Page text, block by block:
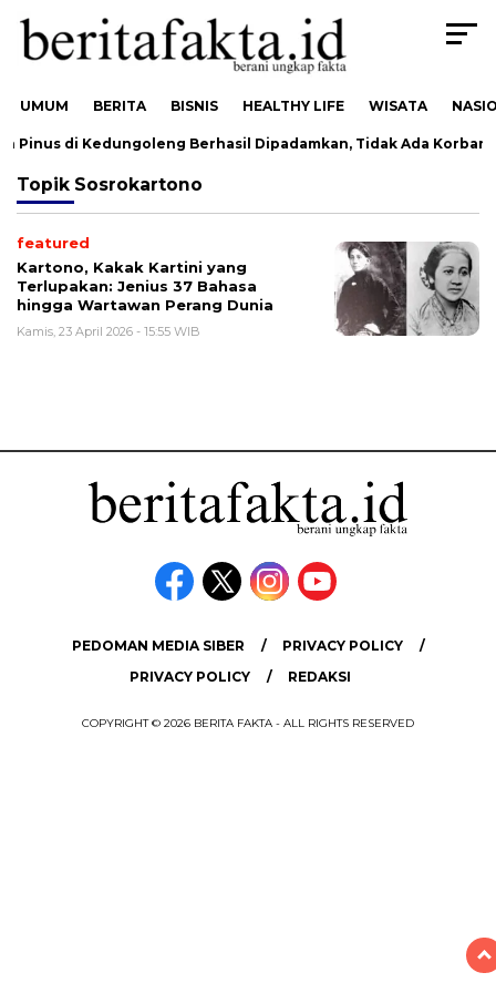
UMUM BERITA BISNIS HEALTHY LIFE WISATA
Pinus di Kedungoleng Berhasil Dipadamkan, Tidak Ada Korban
Topik Sosrokartono
featured
Kartono, Kakak Kartini yang
Terlupakan: Jenius 37 Bahasa
hingga Wartawan Perang Dunia
Kamis, 23 April 2026 - 15:55 WIB
PEDOMAN MEDIA SIBER
PRIVACY POLICY
PRIVACY POLICY
REDAKSI
COPYRIGHT © 2026 BERITA FAKTA - ALL RIGHTS RESERVED